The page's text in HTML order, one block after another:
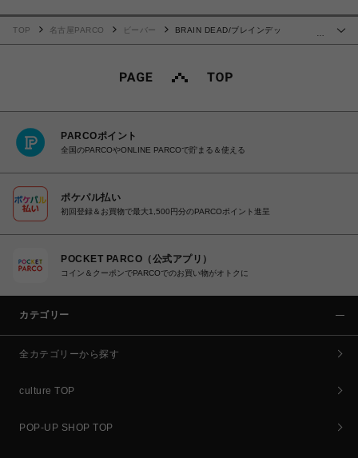
…
TOP 名古屋PARCO ビーバー
BRAIN DEAD/ブレインデッ
PARCOポイント
全国のPARCOやONLINE PARCOで貯まる＆使える
ポケパル払い
初回登録＆お買物で最大1,500円分のPARCOポイント進呈
POCKET PARCO（公式アプリ）
コイン＆クーポンでPARCOでのお買い物がオトクに
カテゴリー
全カテゴリーから探す
culture TOP
POP-UP SHOP TOP